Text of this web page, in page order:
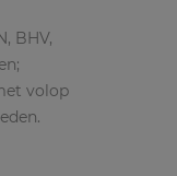
BHV,
volop